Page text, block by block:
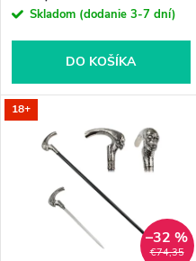
r
o
d
o
d
Skladom (dodanie 3-7 dní)
DO KOŠÍKA
18+
€74,35
–32 %